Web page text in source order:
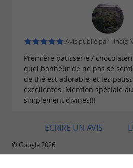
Avis publié par Tinaïg
Première patisserie /
quel bonheur de ne pas se
de thé est adorable, et les
excellentes. Mention spéciale
simplement divines!!!
ECRIRE UN AVIS
© Google 2026